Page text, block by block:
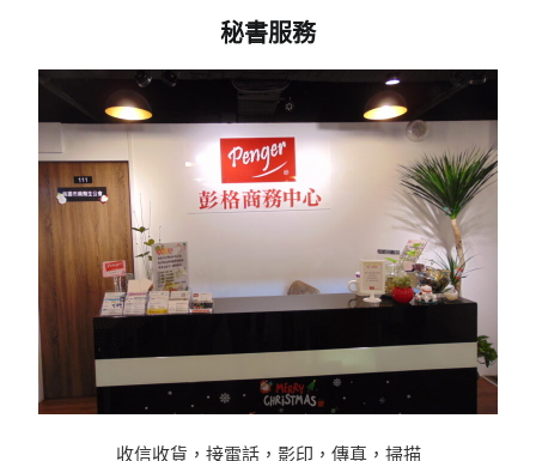
秘書服務
收信收貨，接電話，影印，傳真，掃描